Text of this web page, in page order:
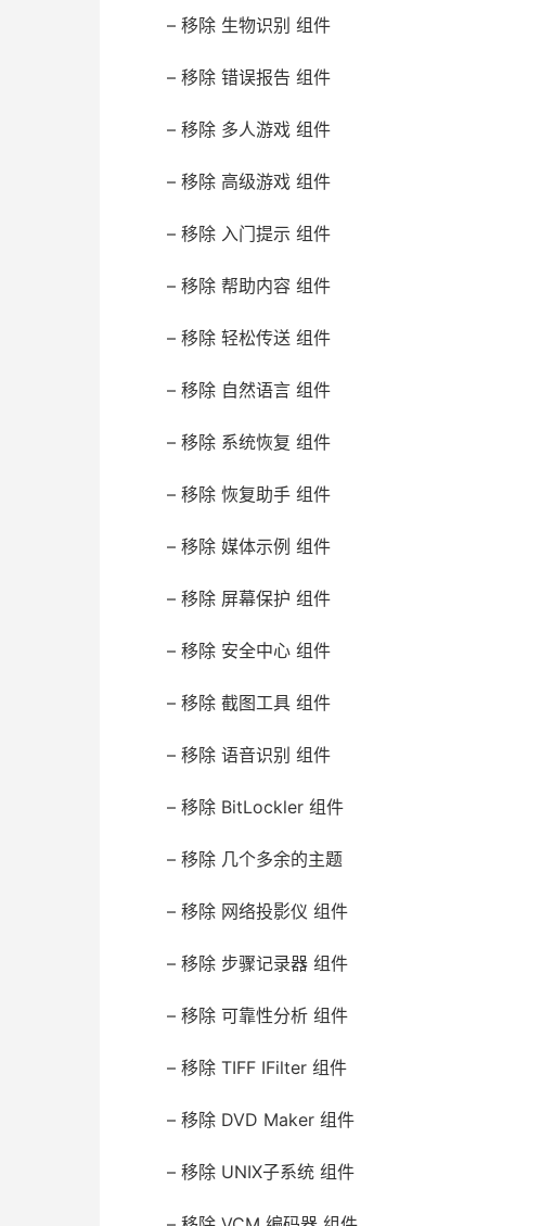
– 移除 生物识别 组件
– 移除 错误报告 组件
– 移除 多人游戏 组件
– 移除 高级游戏 组件
– 移除 入门提示 组件
– 移除 帮助内容 组件
– 移除 轻松传送 组件
– 移除 自然语言 组件
– 移除 系统恢复 组件
– 移除 恢复助手 组件
– 移除 媒体示例 组件
– 移除 屏幕保护 组件
– 移除 安全中心 组件
– 移除 截图工具 组件
– 移除 语音识别 组件
– 移除 BitLockler 组件
– 移除 几个多余的主题
– 移除 网络投影仪 组件
– 移除 步骤记录器 组件
– 移除 可靠性分析 组件
– 移除 TIFF IFilter 组件
– 移除 DVD Maker 组件
– 移除 UNIX子系统 组件